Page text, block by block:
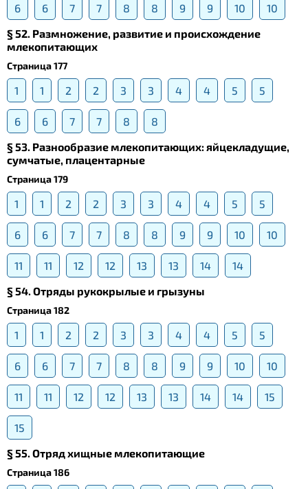
6 6 7 7 8 8 9 9 10
10
§ 52. Размножение, развитие и происхождение
млекопитающих
Страница 177
1 1 2 2 3 3 4 4 5 5
6 6 7 7 8
8
§ 53. Разнообразие млекопитающих: яйцекладущие,
сумчатые, плацентарные
Страница 179
1 1 2 2 3 3 4 4 5 5
6 6 7 7 8 8 9 9 10 10
11 11 12 12 13 13 14
14
§ 54. Отряды рукокрылые и грызуны
Страница 182
1 1 2 2 3 3 4 4 5 5
6 6 7 7 8 8 9 9 10 10
11 11 12 12 13 13 14 14 15
15
§ 55. Отряд хищные млекопитающие
Страница 186